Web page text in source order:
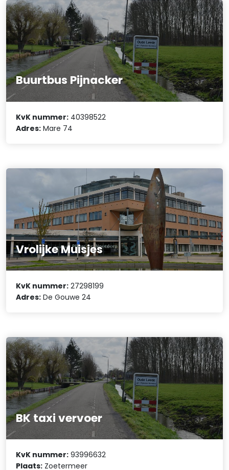
Buurtbus Pijnacker
KvK nummer: 40398522
Adres: Mare 74
Vrolijke Muisjes
KvK nummer: 27298199
Adres: De Gouwe 24
BK taxi vervoer
KvK nummer: 93996632
Plaats: Zoetermeer